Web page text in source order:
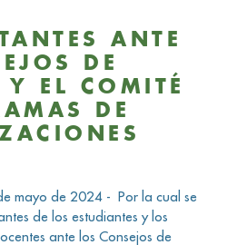
ANTE
DE
Y EL COMITÉ
DE
mayo de 2024 - Por la cual se
de los estudiantes y los
ante los Consejos de